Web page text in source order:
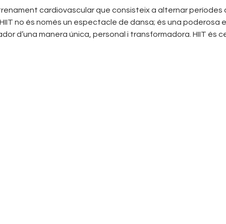
cardiovascular que consisteix a alternar
no és només un espectacle de dansa; és una poderosa
d’una manera única, personal i transformadora. HIIT